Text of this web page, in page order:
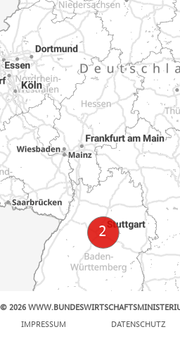
© 2026
IMPRESSUM
DATENSCHUTZ